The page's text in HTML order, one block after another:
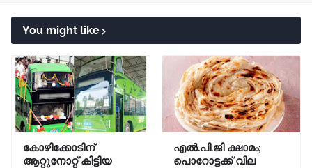
You might like
കോഴിക്കോടിന്
ആറ്റുനോറ്റ് കിട്ടിയ
എൽ.പി.ജി ക്ഷാമം;
പൊറോട്ടക്ക് വില